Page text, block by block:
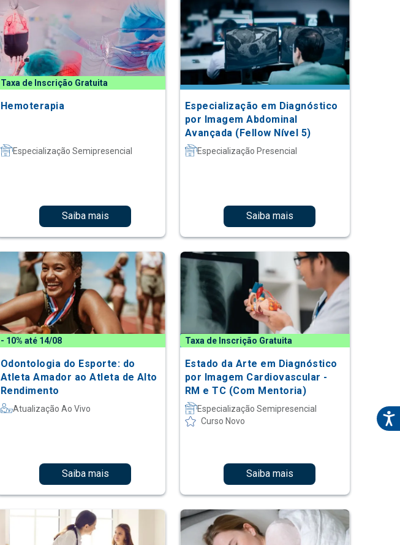
Taxa de Inscrição Gratuita
Hemoterapia
Especialização Semipresencial
Saiba mais
Especialização em Diagnóstico
por Imagem Abdominal
Avançada (Fellow Nível 5)
Especialização Presencial
Saiba mais
- 10% até 14/08
Odontologia do Esporte: do
Atleta Amador ao Atleta de Alto
Rendimento
Atualização Ao Vivo
Saiba mais
Taxa de Inscrição Gratuita
Estado da Arte em Diagnóstico
por Imagem Cardiovascular -
RM e TC (Com Mentoria)
Especialização Semipresencial
Curso Novo
Saiba mais